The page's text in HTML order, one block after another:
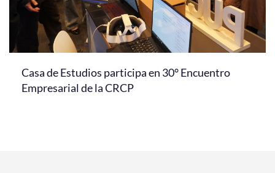
Casa de Estudios participa en 30° Encuentro
Empresarial de la CRCP